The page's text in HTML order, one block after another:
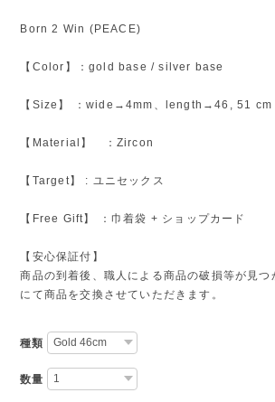
Born 2 Win (PEACE)
【Color】：gold base / silver base
【Size】 ：wide→4mm、length→46, 51 cm
【Material】 ：Zircon
【Target】 : ユニセックス
【Free Gift】 ：巾着袋 + ショップカード
【安心保証付】
商品の到着後、職人による商品の破損等が見
にて商品を交換させていただきます。
種類
数量